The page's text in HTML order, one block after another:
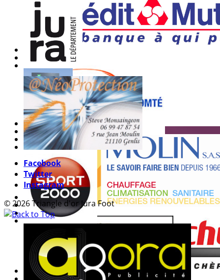
Facebook
Twitter
Instagram
© 2026 Triangle d'or Jura Foot